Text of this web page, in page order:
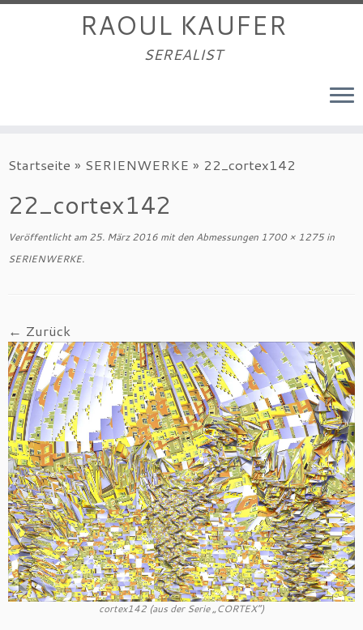
Inhalt
RAOUL KAUFER
SEREALIST
Startseite » SERIENWERKE » 22_cortex142
22_cortex142
Veröffentlicht am 25. März 2016 mit den Abmessungen 1700 × 1275in
SERIENWERKE.
← Zurück
cortex142 (aus der Serie „CORTEX“)